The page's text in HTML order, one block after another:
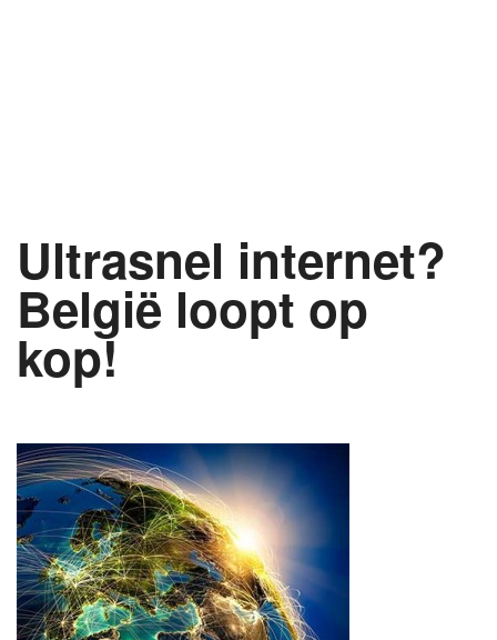
Ultrasnel internet?
België loopt op
kop!